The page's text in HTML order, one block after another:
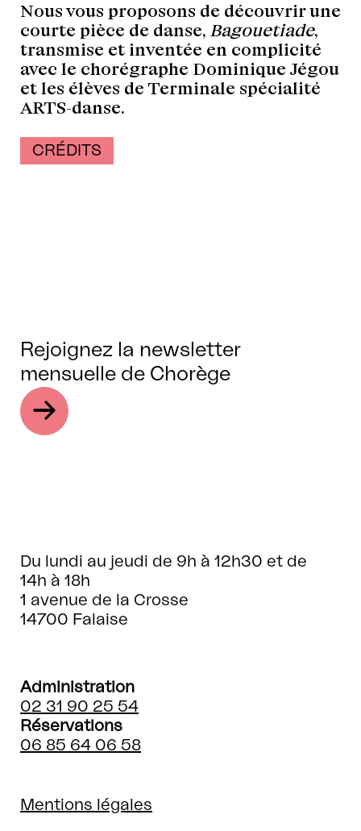
Nous vous proposons de découvrir une
courte pièce de danse, Bagouetiade,
transmise et inventée en complicité
avec le chorégraphe Dominique Jégou
et les élèves de Terminale spécialité
ARTS-danse.
CRÉDITS
Rejoignez la newsletter
mensuelle de Chorège
Du lundi au jeudi de 9h à 12h30 et de
14h à 18h
1 avenue de la Crosse
14700 Falaise
Administration
02 31 90 25 54
Réservations
06 85 64 06 58
Mentions légales